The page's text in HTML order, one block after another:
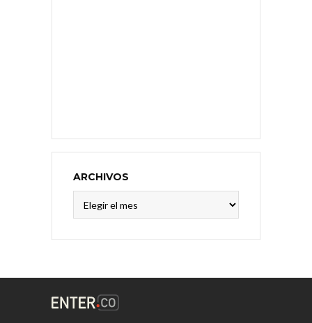
ARCHIVOS